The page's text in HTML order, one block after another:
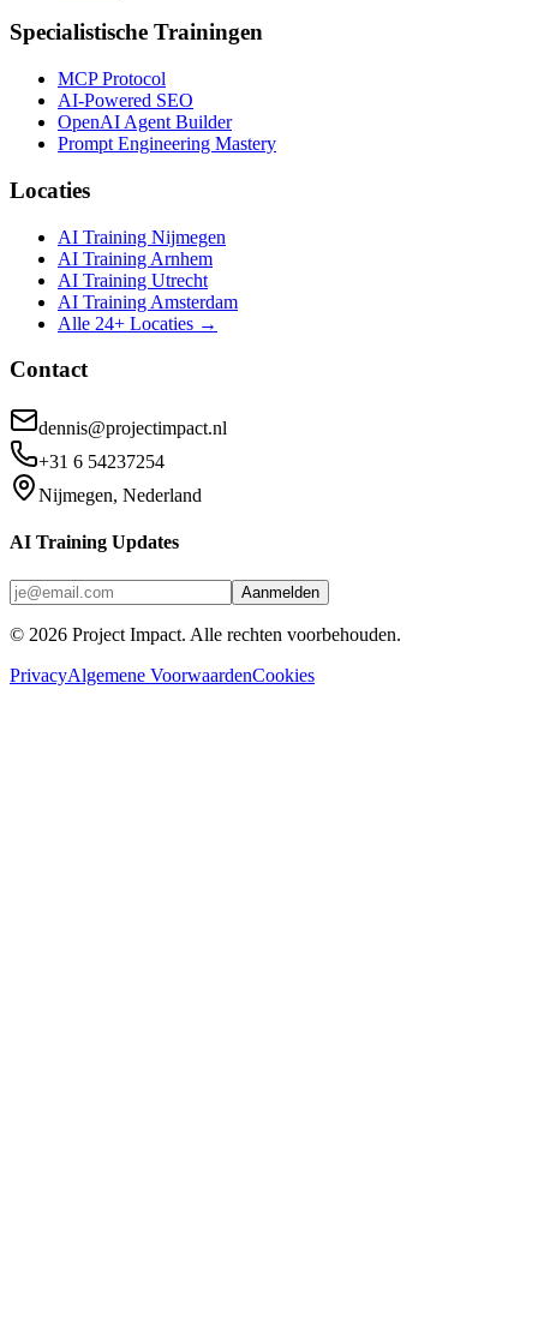
Specialistische Trainingen
MCP Protocol
AI-Powered SEO
OpenAI Agent Builder
Prompt Engineering Mastery
Locaties
AI Training Nijmegen
AI Training Arnhem
AI Training Utrecht
AI Training Amsterdam
Alle 24+ Locaties →
Contact
dennis@projectimpact.nl
+31 6 54237254
Nijmegen, Nederland
AI Training Updates
Aanmelden
© 2026 Project Impact. Alle rechten voorbehouden.
PrivacyAlgemene VoorwaardenCookies